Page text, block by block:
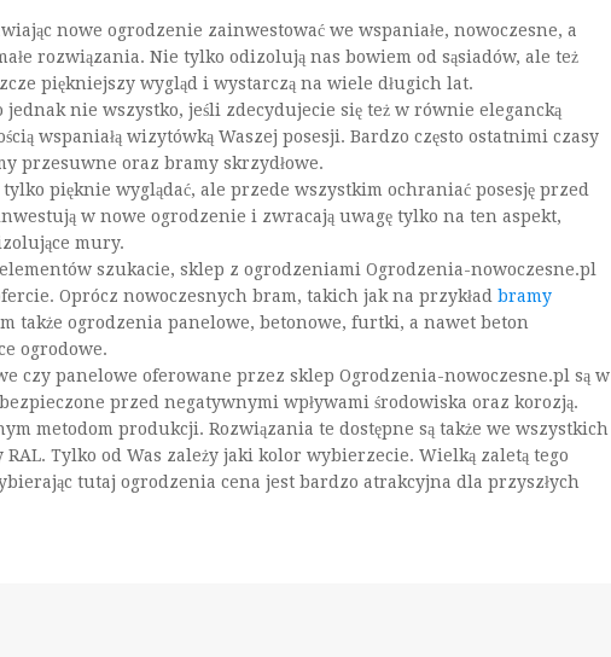
nowe ogrodzenie zainwestować we wspaniałe, nowoczesne, a
rozwiązania. Nie tylko odizolują nas bowiem od sąsiadów, ale też
piękniejszy wygląd i wystarczą na wiele długich lat.
jednak nie wszystko, jeśli zdecydujecie się też w równie elegancką
wspaniałą wizytówką Waszej posesji. Bardzo często ostatnimi czasy
przesuwne oraz bramy skrzydłowe.
pięknie wyglądać, ale przede wszystkim ochraniać posesję przed
w nowe ogrodzenie i zwracają uwagę tylko na ten aspekt,
mury.
szukacie, sklep z ogrodzeniami Ogrodzenia-nowoczesne.pl
Oprócz nowoczesnych bram, takich jak na przykład bramy
także ogrodzenia panelowe, betonowe, furtki, a nawet beton
ogrodowe.
czy panelowe oferowane przez sklep Ogrodzenia-nowoczesne.pl są w
przed negatywnymi wpływami środowiska oraz korozją.
metodom produkcji. Rozwiązania te dostępne są także we wszystkich
Tylko od Was zależy jaki kolor wybierzecie. Wielką zaletą tego
tutaj ogrodzenia cena jest bardzo atrakcyjna dla przyszłych